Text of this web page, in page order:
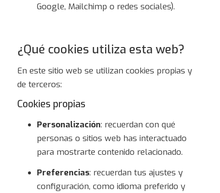
Google, Mailchimp o redes sociales).
¿Qué cookies utiliza esta web?
En este sitio web se utilizan cookies propias y
de terceros:
Cookies propias
Personalización: recuerdan con qué
personas o sitios web has interactuado
para mostrarte contenido relacionado.
Preferencias: recuerdan tus ajustes y
configuración, como idioma preferido y